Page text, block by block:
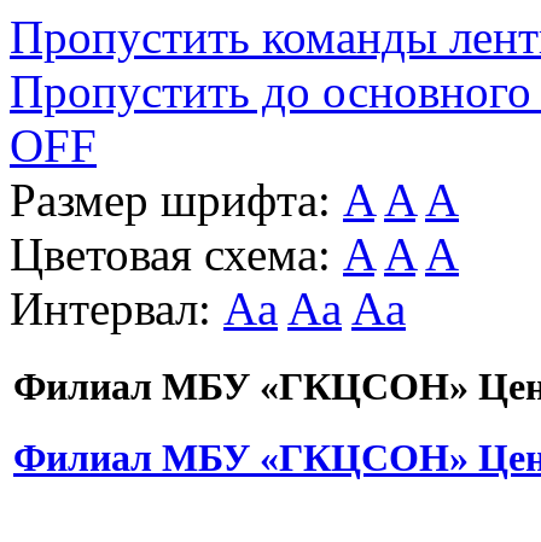
Пропустить команды
Пропустить до основного
OFF
Размер шрифта: A A A
Цветовая схема: A A A
Интервал: Aa Aa Aa
Филиал МБУ «ГКЦСОН»
Филиал МБУ «ГКЦСОН»